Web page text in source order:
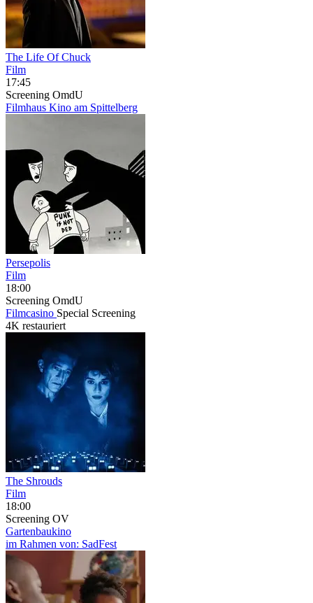
The Life Of Chuck
Film
17:45
Screening OmdU
Filmhaus Kino am Spittelberg
Persepolis
Film
18:00
Screening OmdU
Filmcasino Special Screening
4K restauriert
The Shrouds
Film
18:00
Screening OV
Gartenbaukino
im Rahmen von: SadFest